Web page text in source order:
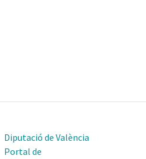
Diputació de València
Portal de